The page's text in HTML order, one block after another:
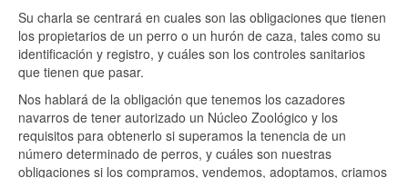
Su charla se centrará en cuales son las obligaciones que tienen
los propietarios de un perro o un hurón de caza, tales como su
identificación y registro, y cuáles son los controles sanitarios
que tienen que pasar.
Nos hablará de la obligación que tenemos los cazadores
navarros de tener autorizado un Núcleo Zoológico y los
requisitos para obtenerlo si superamos la tenencia de un
número determinado de perros, y cuáles son nuestras
obligaciones si los compramos, vendemos, adoptamos, criamos